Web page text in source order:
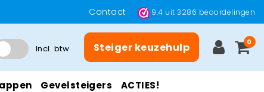
Contact 9.4 uit3286 beoordelingen
Incl. btw Steiger keuzehulp 0
Gevelsteigers ACTIES!